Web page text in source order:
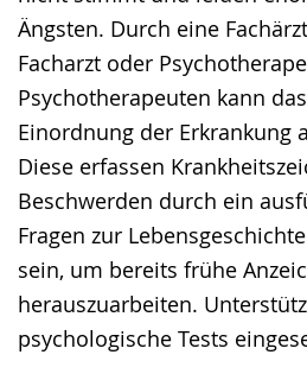
Ängsten. Durch eine
Facharzt oder
Psychotherapeuten kann
Einordnung der Erkrankung
Diese erfassen
Beschwerden durch ein
Fragen zur
sein, um bereits frühe
herauszuarbeiten.
psychologische Tests